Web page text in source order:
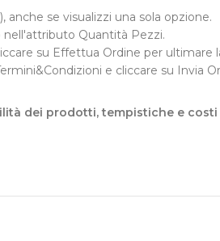
se visualizzi una sola opzione.
Quantità Pezzi.
su Effettua Ordine per ultimare
e cliccare su Invia
dei prodotti, tempistiche e costi